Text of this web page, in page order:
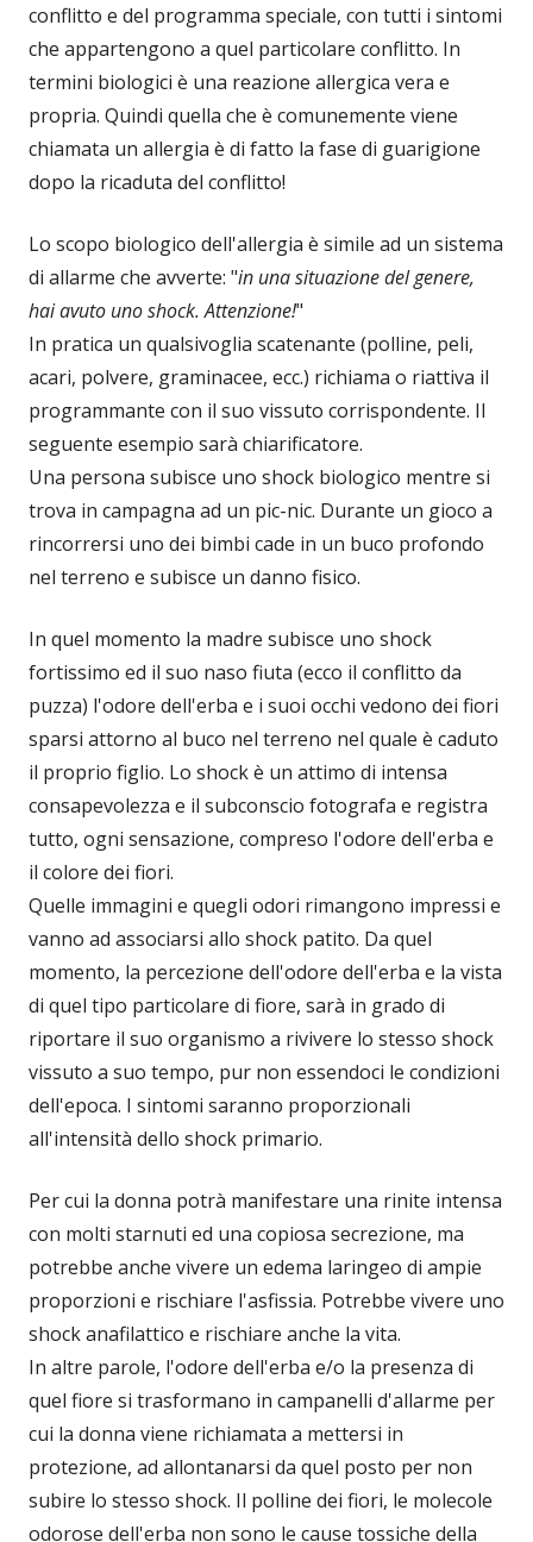
conflitto e del programma speciale, con tutti i sintomi
che appartengono a quel particolare conflitto. In
termini biologici è una reazione allergica vera e
propria. Quindi quella che è comunemente viene
chiamata un allergia è di fatto la fase di guarigione
dopo la ricaduta del conflitto!
Lo scopo biologico dell'allergia è simile ad un sistema
di allarme che avverte: "in una situazione del genere,
hai avuto uno shock. Attenzione!"
In pratica un qualsivoglia scatenante (polline, peli,
acari, polvere, graminacee, ecc.) richiama o riattiva il
programmante con il suo vissuto corrispondente. Il
seguente esempio sarà chiarificatore.
Una persona subisce uno shock biologico mentre si
trova in campagna ad un pic-nic. Durante un gioco a
rincorrersi uno dei bimbi cade in un buco profondo
nel terreno e subisce un danno fisico.
In quel momento la madre subisce uno shock
fortissimo ed il suo naso fiuta (ecco il conflitto da
puzza) l'odore dell'erba e i suoi occhi vedono dei fiori
sparsi attorno al buco nel terreno nel quale è caduto
il proprio figlio. Lo shock è un attimo di intensa
consapevolezza e il subconscio fotografa e registra
tutto, ogni sensazione, compreso l'odore dell'erba e
il colore dei fiori.
Quelle immagini e quegli odori rimangono impressi e
vanno ad associarsi allo shock patito. Da quel
momento, la percezione dell'odore dell'erba e la vista
di quel tipo particolare di fiore, sarà in grado di
riportare il suo organismo a rivivere lo stesso shock
vissuto a suo tempo, pur non essendoci le condizioni
dell'epoca. I sintomi saranno proporzionali
all'intensità dello shock primario.
Per cui la donna potrà manifestare una rinite intensa
con molti starnuti ed una copiosa secrezione, ma
potrebbe anche vivere un edema laringeo di ampie
proporzioni e rischiare l'asfissia. Potrebbe vivere uno
shock anafilattico e rischiare anche la vita.
In altre parole, l'odore dell'erba e/o la presenza di
quel fiore si trasformano in campanelli d'allarme per
cui la donna viene richiamata a mettersi in
protezione, ad allontanarsi da quel posto per non
subire lo stesso shock. Il polline dei fiori, le molecole
odorose dell'erba non sono le cause tossiche della